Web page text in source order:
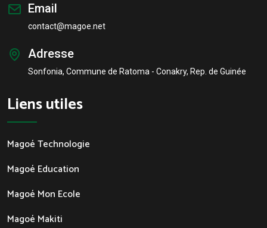
Email
contact@magoe.net
Adresse
Sonfonia, Commune de Ratoma - Conakry, Rep. de Guinée
Liens utiles
Magoé Technologie
Magoé Education
Magoé Mon Ecole
Magoé Makiti